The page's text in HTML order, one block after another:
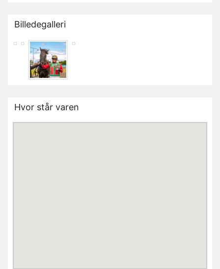
Billedegalleri
Hvor står varen